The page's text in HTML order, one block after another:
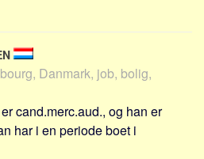
Danmark, job, bolig,
cand.merc.aud., og han er
har i en periode boet i